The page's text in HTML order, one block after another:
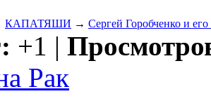
КАПАТЯШИ → Сергей Горобченко и
+1 |
Рак